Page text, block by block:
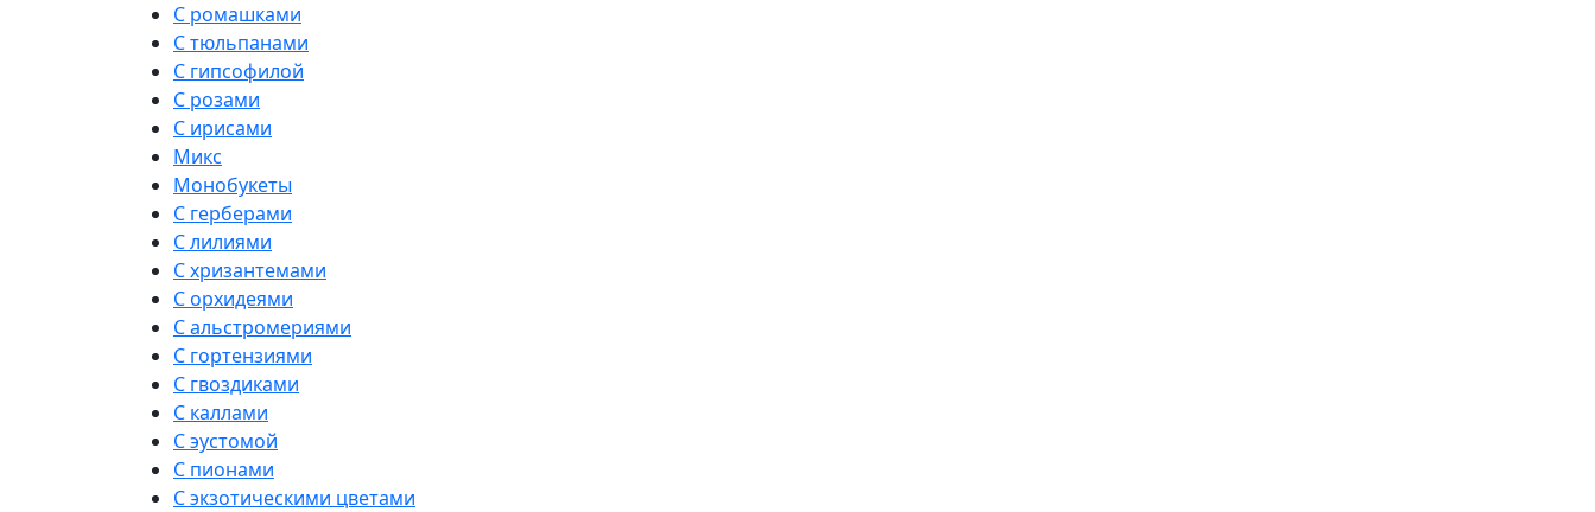
С ромашками
С тюльпанами
С гипсофилой
С розами
С ирисами
Микс
Монобукеты
С герберами
С лилиями
С хризантемами
С орхидеями
С альстромериями
С гортензиями
С гвоздиками
С каллами
С эустомой
С пионами
С экзотическими цветами